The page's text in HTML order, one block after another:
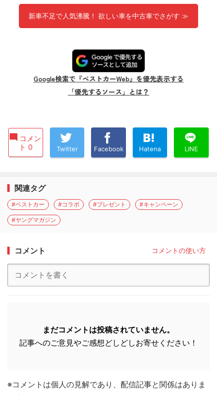
新車不足で人気沸騰！ 欲しい車を中古車でさがす ≫
Google検索で『ベストカーWeb』を優先表示する
「優先するソース」とは？
コメン
ト 0
Twitter Facebook Hatena LINE
関連タグ
#ベストカー #コラボ #プレゼント #キャンペーン
#ヤングマガジン
コメント コメントの使い方
まだコメントは投稿されていません。
記事へのご意見やご感想どしどしお寄せください！
※コメントは個人の見解であり、配信記事と関係はありま